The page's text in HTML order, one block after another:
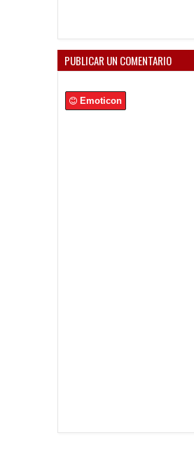
PUBLICAR UN COMENTARIO
Emoticon